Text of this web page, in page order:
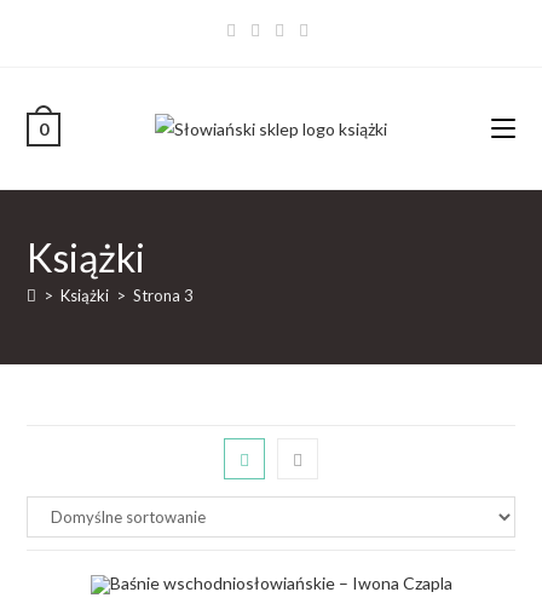
0
Książki
> Książki > Strona 3